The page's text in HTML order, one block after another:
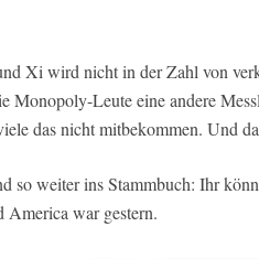
Xi wird nicht in der Zahl von
Monopoly-Leute eine andere
das nicht mitbekommen. Und
so weiter ins Stammbuch: Ihr
war gestern.